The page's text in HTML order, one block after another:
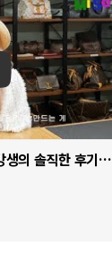
다양한 꿈을 가진 53기 수강생의 솔직한 후기를 들어보겠습니다!!